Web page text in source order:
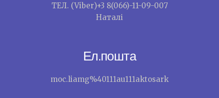
ТЕЛ. (Viber)+3 8(066)-11-09-007
Наталі
Ел.пошта
moc.liamg%40111au111aktosark